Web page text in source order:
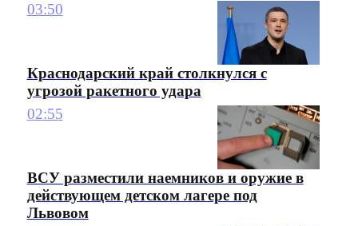
03:50
Краснодарский край столкнулся с
угрозой ракетного удара
02:55
ВСУ разместили наемников и оружие в
действующем детском лагере под
Львовом